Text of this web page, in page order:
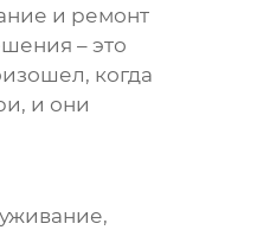
и ремонт
– это
когда
и они